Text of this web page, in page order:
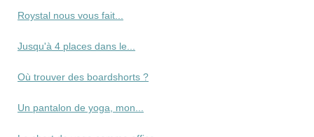
Roystal nous vous fait...
Jusqu'à 4 places dans le...
Où trouver des boardshorts ?
Un pantalon de yoga, mon...